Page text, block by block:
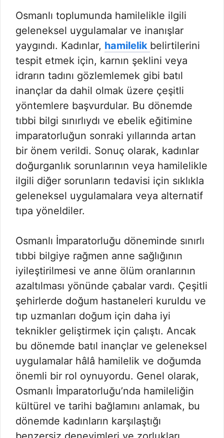
Osmanlı toplumunda hamilelikle ilgili
geleneksel uygulamalar ve inanışlar
yaygındı. Kadınlar, hamilelik belirtilerini
tespit etmek için, karnın şeklini veya
idrarın tadını gözlemlemek gibi batıl
inançlar da dahil olmak üzere çeşitli
yöntemlere başvurdular. Bu dönemde
tıbbi bilgi sınırlıydı ve ebelik eğitimine
imparatorluğun sonraki yıllarında artan
bir önem verildi. Sonuç olarak, kadınlar
doğurganlık sorunlarının veya hamilelikle
ilgili diğer sorunların tedavisi için sıklıkla
geleneksel uygulamalara veya alternatif
tıpa yöneldiler.
Osmanlı İmparatorluğu döneminde sınırlı
tıbbi bilgiye rağmen anne sağlığının
iyileştirilmesi ve anne ölüm oranlarının
azaltılması yönünde çabalar vardı. Çeşitli
şehirlerde doğum hastaneleri kuruldu ve
tıp uzmanları doğum için daha iyi
teknikler geliştirmek için çalıştı. Ancak
bu dönemde batıl inançlar ve geleneksel
uygulamalar hâlâ hamilelik ve doğumda
önemli bir rol oynuyordu. Genel olarak,
Osmanlı İmparatorluğu’nda hamileliğin
kültürel ve tarihi bağlamını anlamak, bu
dönemde kadınların karşılaştığı